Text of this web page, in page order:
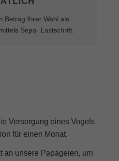
Betrag Ihrer Wahl als
Sepa- Lastschrift.
Versorgung eines Vogels
für einen Monat.
an unsere Papageien, um